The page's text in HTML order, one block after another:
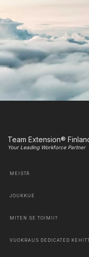
Team Extension®
Your Leading Workforce Partner
MEISTÄ
JOUKKUE
MITEN SE TOIMII?
VUOKRAUS DEDICATED